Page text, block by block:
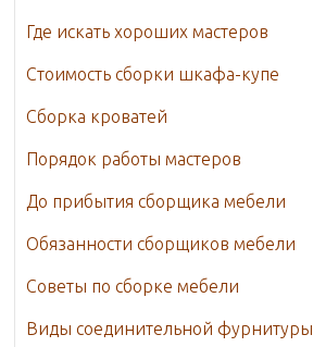
Где искать хороших мастеров
Стоимость сборки шкафа-купе
Сборка кроватей
Порядок работы мастеров
До прибытия сборщика мебели
Обязанности сборщиков мебели
Советы по сборке мебели
Виды соединительной фурнитуры